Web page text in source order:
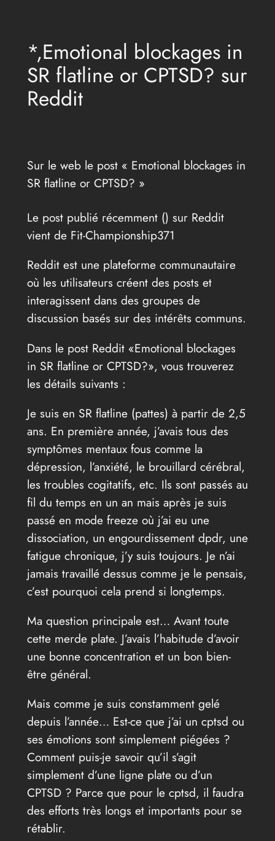
contenu*,Emotional blockages in
SR flatline or CPTSD? sur
Reddit
Sur le web le post « Emotional blockages in
SR flatline or CPTSD? »
Le post publié récemment () sur Reddit
vient de Fit-Championship371
Reddit est une plateforme communautaire
où les utilisateurs créent des posts et
interagissent dans des groupes de
discussion basés sur des intérêts communs.
Dans le post Reddit «Emotional blockages
in SR flatline or CPTSD?», vous trouverez
les détails suivants :
Je suis en SR flatline (pattes) à partir de 2,5
ans. En première année, j’avais tous des
symptômes mentaux fous comme la
dépression, l’anxiété, le brouillard cérébral,
les troubles cogitatifs, etc. Ils sont passés au
fil du temps en un an mais après je suis
passé en mode freeze où j’ai eu une
dissociation, un engourdissement dpdr, une
fatigue chronique, j’y suis toujours. Je n’ai
jamais travaillé dessus comme je le pensais,
c’est pourquoi cela prend si longtemps.
Ma question principale est… Avant toute
cette merde plate. J’avais l’habitude d’avoir
une bonne concentration et un bon bien-
être général.
Mais comme je suis constamment gelé
depuis l’année… Est-ce que j’ai un cptsd ou
ses émotions sont simplement piégées ?
Comment puis-je savoir qu’il s’agit
simplement d’une ligne plate ou d’un
CPTSD ? Parce que pour le cptsd, il faudra
des efforts très longs et importants pour se
rétablir.